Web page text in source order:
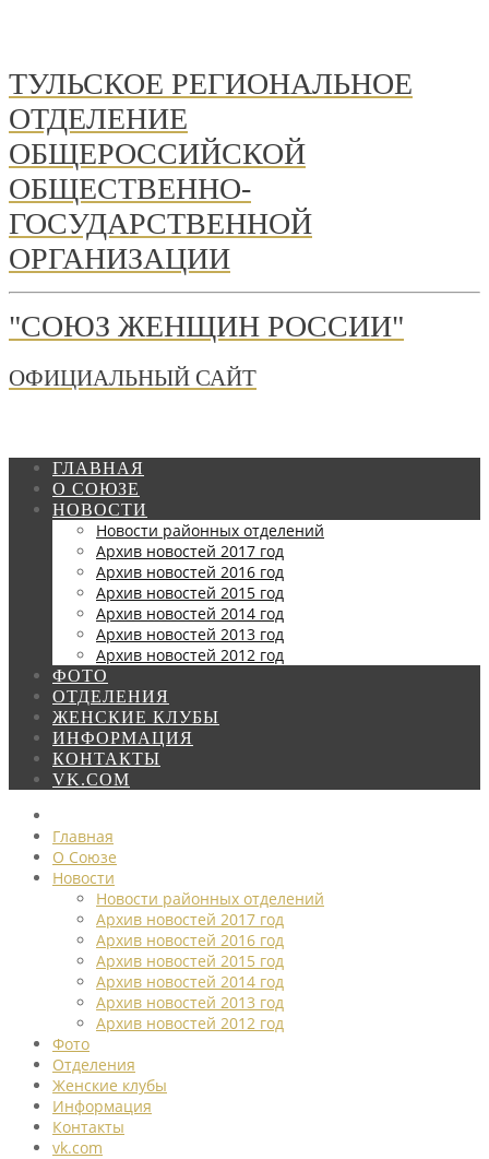
ТУЛЬСКОЕ РЕГИОНАЛЬНОЕ
ОТДЕЛЕНИЕ
ОБЩЕРОССИЙСКОЙ
ОБЩЕСТВЕННО-
ГОСУДАРСТВЕННОЙ
ОРГАНИЗАЦИИ
"СОЮЗ ЖЕНЩИН РОССИИ"
ОФИЦИАЛЬНЫЙ САЙТ
ГЛАВНАЯ
О СОЮЗЕ
НОВОСТИ
Новости районных отделений
Архив новостей 2017 год
Архив новостей 2016 год
Архив новостей 2015 год
Архив новостей 2014 год
Архив новостей 2013 год
Архив новостей 2012 год
ФОТО
ОТДЕЛЕНИЯ
ЖЕНСКИЕ КЛУБЫ
ИНФОРМАЦИЯ
КОНТАКТЫ
VK.COM
Главная
О Союзе
Новости
Новости районных отделений
Архив новостей 2017 год
Архив новостей 2016 год
Архив новостей 2015 год
Архив новостей 2014 год
Архив новостей 2013 год
Архив новостей 2012 год
Фото
Отделения
Женские клубы
Информация
Контакты
vk.com